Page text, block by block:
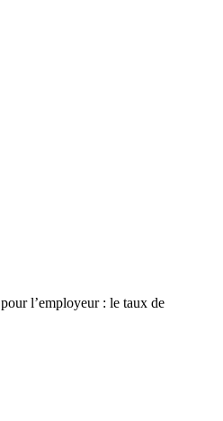
l’employeur : le taux de